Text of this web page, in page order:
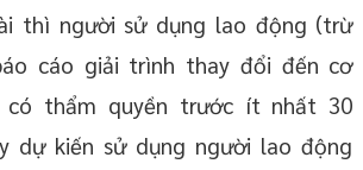
thì người sử dụng lao động (trừ
cáo giải trình thay đổi đến cơ
có thẩm quyền trước ít nhất 30
dự kiến sử dụng người lao động